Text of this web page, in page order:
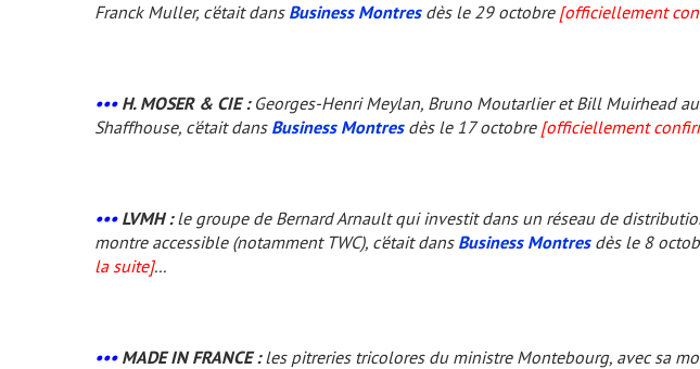
Franck Muller, c'était dans Business Montresdès le 29 octobre [officiellement
••• H. MOSER & CIE :Georges-Henri Meylan, Bruno Moutarlier et Bill Muirhead
Shaffhouse, c'était dans Business Montresdès le 17 octobre [officiellement
•••LVMH :le groupe de Bernard Arnault qui investit dans un réseau de
montre accessible (notamment TWC), c'était dans Business Montresdès le 8
la suite]...
••• MADE IN FRANCE :les pitreries tricolores du ministre Montebourg, avec sa